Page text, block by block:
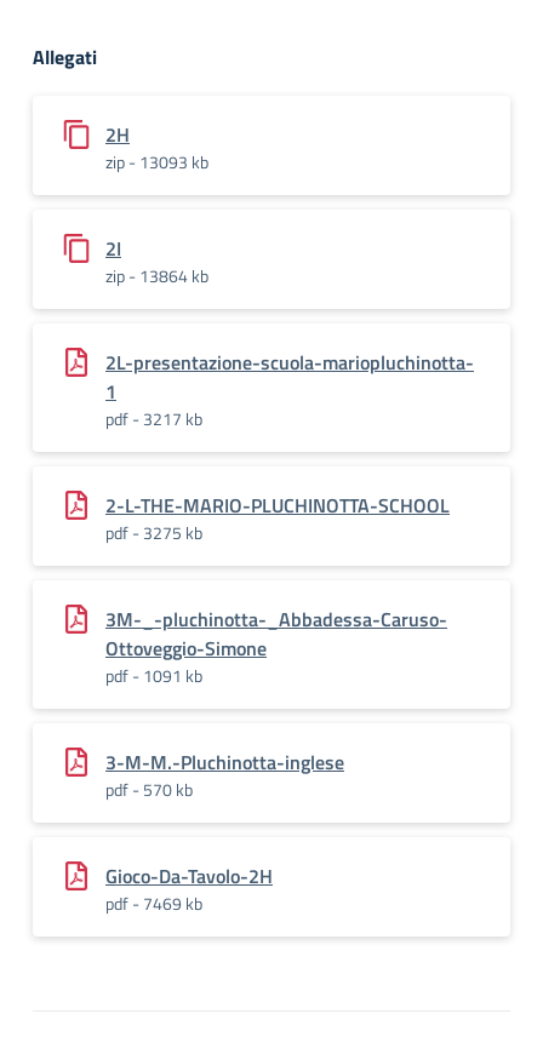
Allegati
2H
zip - 13093 kb
2I
zip - 13864 kb
2L-presentazione-scuola-mariopluchinotta-
1
pdf - 3217 kb
2-L-THE-MARIO-PLUCHINOTTA-SCHOOL
pdf - 3275 kb
3M-_-pluchinotta-_Abbadessa-Caruso-
Ottoveggio-Simone
pdf - 1091 kb
3-M-M.-Pluchinotta-inglese
pdf - 570 kb
Gioco-Da-Tavolo-2H
pdf - 7469 kb